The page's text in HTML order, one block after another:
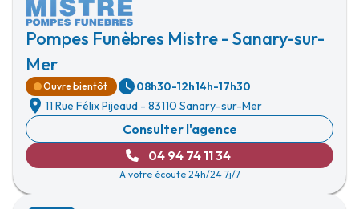
Pompes Funèbres Mistre - Sanary-sur-
Mer
Ouvre bientôt 08h30-12h14h-17h30
11 Rue Félix Pijeaud - 83110 Sanary-sur-Mer
Consulter l'agence
04 94 74 11 34
A votre écoute 24h/24 7j/7